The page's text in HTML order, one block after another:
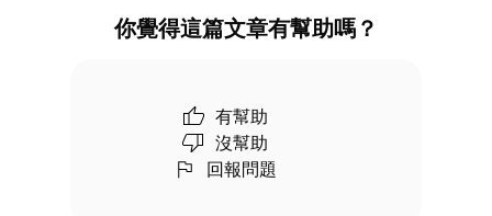
你覺得這篇文章有幫助嗎？
有幫助
沒幫助
回報問題